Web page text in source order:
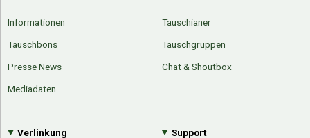
Informationen
Tauschbons
Presse News
Mediadaten
Tauschianer
Tauschgruppen
Chat & Shoutbox
Verlinkung Support